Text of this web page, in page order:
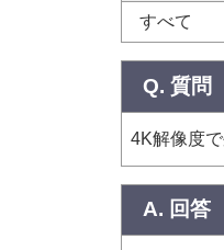
すべて
Q. 質問
4K解像度
A. 回答